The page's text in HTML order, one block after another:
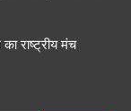
राष्ट्रीय मंच